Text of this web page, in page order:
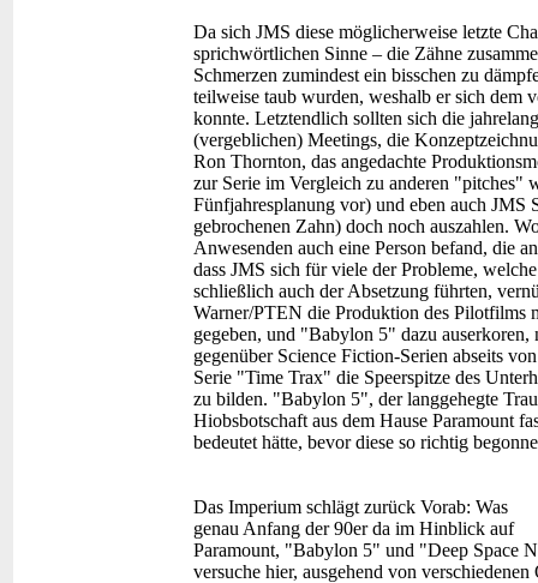
Da sich JMS diese möglicherweise letzte
sprichwörtlichen Sinne – die Zähne
Schmerzen zumindest ein bisschen zu
teilweise taub wurden, weshalb er sich dem
konnte. Letztendlich sollten sich die
(vergeblichen) Meetings, die
Ron Thornton, das angedachte
zur Serie im Vergleich zu anderen "pitches"
Fünfjahresplanung vor) und eben auch
gebrochenen Zahn) doch noch auszahlen.
Anwesenden auch eine Person befand, die
dass JMS sich für viele der Probleme,
schließlich auch der Absetzung führten,
Warner/PTEN die Produktion des
gegeben, und "Babylon 5" dazu
gegenüber Science Fiction-Serien abseits
Serie "Time Trax" die Speerspitze des
zu bilden. "Babylon 5", der langgehegte
Hiobsbotschaft aus dem Hause Paramount
bedeutet hätte, bevor diese so richtig
Das Imperium schlägt zurück Vorab: Was
genau Anfang der 90er da im Hinblick auf
Paramount, "Babylon 5" und "Deep Space
versuche hier, ausgehend von